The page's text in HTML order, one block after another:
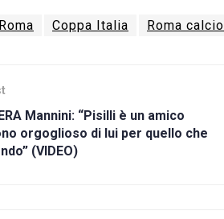
Coppa Italia Roma calcio
Mannini: “Pisilli è un amico
orgoglioso di lui per quello che
(VIDEO)